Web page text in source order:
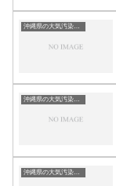
沖縄県の大気汚染・PM2.5・黄砂・エアロゾルの数値
沖縄県の大気汚染・PM2.5・黄砂・エアロゾルの数値
沖縄県の大気汚染・PM2.5・黄砂・エアロゾルの数値